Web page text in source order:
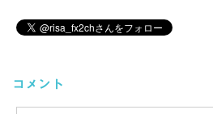
コメント